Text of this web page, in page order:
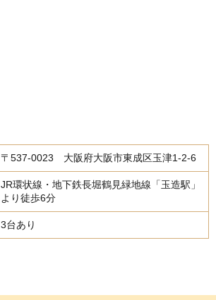
〒537-0023 大阪府大阪市東成区玉津1-2-6
JR環状線・地下鉄長堀鶴見緑地線「玉造駅」
より徒歩6分
3台あり